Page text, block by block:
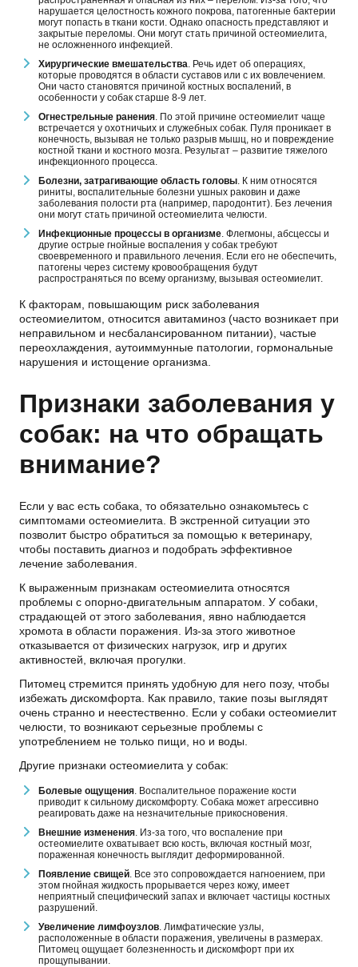
нарушается целостность кожного покрова, патогенные бактерии
могут попасть в ткани кости. Однако опасность представляют и
закрытые переломы. Они могут стать причиной остеомиелита,
не осложненного инфекцией.
Хирургические вмешательства . Речь идет об операциях,
которые проводятся в области суставов или с их вовлечением.
Они часто становятся причиной костных воспалений, в
особенности у собак старше 8-9 лет.
Огнестрельные ранения . По этой причине остеомиелит чаще
встречается у охотничьих и служебных собак. Пуля проникает в
конечность, вызывая не только разрыв мышц, но и повреждение
костной ткани и костного мозга. Результат – развитие тяжелого
инфекционного процесса.
Болезни, затрагивающие область головы . К ним относятся
риниты, воспалительные болезни ушных раковин и даже
заболевания полости рта (например, пародонтит). Без лечения
они могут стать причиной остеомиелита челюсти.
Инфекционные процессы в организме . Флегмоны, абсцессы и
другие острые гнойные воспаления у собак требуют
своевременного и правильного лечения. Если его не обеспечить,
патогены через систему кровообращения будут
распространяться по всему организму, вызывая остеомиелит.
К факторам, повышающим риск заболевания
остеомиелитом, относится авитаминоз (часто возникает при
неправильном и несбалансированном питании), частые
переохлаждения, аутоиммунные патологии, гормональные
нарушения и истощение организма.
Признаки заболевания у
собак: на что обращать
внимание?
Если у вас есть собака, то обязательно ознакомьтесь с
симптомами остеомиелита. В экстренной ситуации это
позволит быстро обратиться за помощью к ветеринару,
чтобы поставить диагноз и подобрать эффективное
лечение заболевания.
К выраженным признакам остеомиелита относятся
проблемы с опорно-двигательным аппаратом. У собаки,
страдающей от этого заболевания, явно наблюдается
хромота в области поражения. Из-за этого животное
отказывается от физических нагрузок, игр и других
активностей, включая прогулки.
Питомец стремится принять удобную для него позу, чтобы
избежать дискомфорта. Как правило, такие позы выглядят
очень странно и неестественно. Если у собаки остеомиелит
челюсти, то возникают серьезные проблемы с
употреблением не только пищи, но и воды.
Другие признаки остеомиелита у собак:
Болевые ощущения . Воспалительное поражение кости
приводит к сильному дискомфорту. Собака может агрессивно
реагировать даже на незначительные прикосновения.
Внешние изменения . Из-за того, что воспаление при
остеомиелите охватывает всю кость, включая костный мозг,
пораженная конечность выглядит деформированной.
Появление свищей . Все это сопровождается нагноением, при
этом гнойная жидкость прорывается через кожу, имеет
неприятный специфический запах и включает частицы костных
разрушений.
Увеличение лимфоузлов . Лимфатические узлы,
расположенные в области поражения, увеличены в размерах.
Питомец ощущает болезненность и дискомфорт при их
прощупывании.